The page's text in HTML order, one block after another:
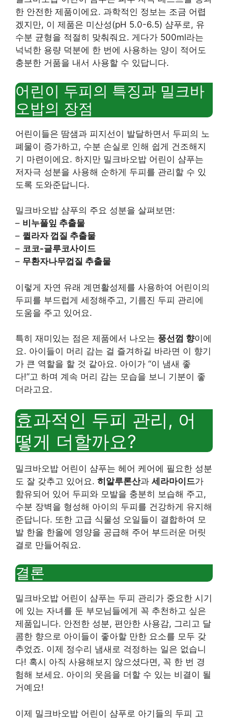
한 안전한 제품이에요. 과학적인 정보는 조금 어렵
겠지만, 이 제품은 미산성(pH 5.0-6.5) 샴푸로, 유
수분 균형을 적절히 맞춰줘요. 게다가 500ml라는
넉넉한 용량 덕분에 한 번에 사용하는 양이 적어도
충분한 거품을 내서 사용할 수 있답니다.
어린이 두피의 특징과 밀크바
오밥의 장점
어린이들은 땀샘과 피지선이 발달하면서 두피의 노
폐물이 증가하고, 수분 손실로 인해 쉽게 건조해지
기 마련이에요. 하지만 밀크바오밥 어린이 샴푸는
저자극 성분을 사용해 순하게 두피를 관리할 수 있
도록 도와준답니다.
밀크바오밥 샴푸의 주요 성분을 살펴보면:
– 비누풀잎 추출물
– 퀼라자 껍질 추출물
– 코코-글루코사이드
– 무환자나무껍질 추출물
이렇게 자연 유래 계면활성제를 사용하여 어린이의
두피를 부드럽게 세정해주고, 기름진 두피 관리에
도움을 주고 있어요.
특히 재미있는 점은 제품에서 나오는 풍선껌 향이에
요. 아이들이 머리 감는 걸 즐겨하길 바라면 이 향기
가 큰 역할을 할 것 같아요. 아이가 “이 냄새 좋
다!”고 하며 계속 머리 감는 모습을 보니 기분이 좋
더라고요.
효과적인 두피 관리, 어
떻게 더할까요?
밀크바오밥 어린이 샴푸는 헤어 케어에 필요한 성분
도 잘 갖추고 있어요. 히알루론산과 세라마이드가
함유되어 있어 두피와 모발을 충분히 보습해 주고,
수분 장벽을 형성해 아이의 두피를 건강하게 유지해
준답니다. 또한 고급 식물성 오일들이 결합하여 모
발 한올 한올에 영양을 공급해 주어 부드러운 머릿
결로 만들어줘요.
결론
밀크바오밥 어린이 샴푸는 두피 관리가 중요한 시기
에 있는 자녀를 둔 부모님들에게 꼭 추천하고 싶은
제품입니다. 안전한 성분, 편안한 사용감, 그리고 달
콤한 향으로 아이들이 좋아할 만한 요소를 모두 갖
추었죠. 이제 정수리 냄새로 걱정하는 일은 없습니
다! 혹시 아직 사용해보지 않으셨다면, 꼭 한 번 경
험해 보세요. 아이의 웃음을 더할 수 있는 비결이 될
거예요!
이제 밀크바오밥 어린이 샴푸로 아기들의 두피 고